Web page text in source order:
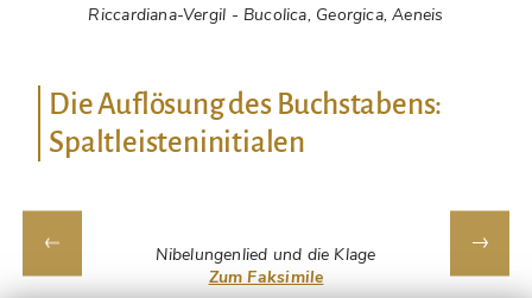
Riccardiana-Vergil - Bucolica, Georgica, Aeneis
Die Auflösung des Buchstabens:
Spaltleisteninitialen
Nibelungenlied und die Klage
Zum Faksimile